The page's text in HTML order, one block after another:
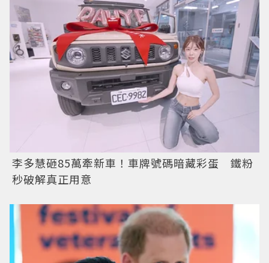
李多慧砸85萬牽新車！車牌號碼暗藏彩蛋 鐵粉
秒破解真正用意